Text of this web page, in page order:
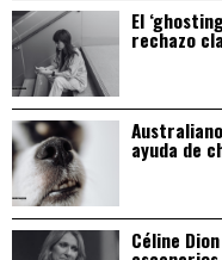
El
rechazo
ayuda de
Céline